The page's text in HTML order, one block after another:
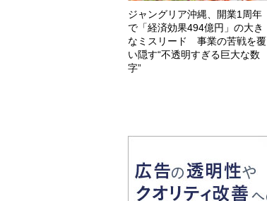
ジャングリア沖縄、開業1周年
で「経済効果494億円」の大き
なミスリード 事業の苦戦を覆
い隠す“不透明すぎる巨大な数
字”